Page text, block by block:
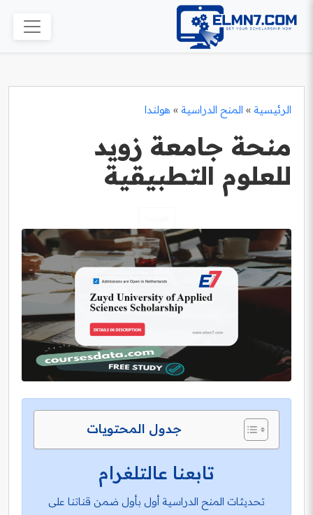
الرئيسية » المنح الدراسية » هولندا
منحة جامعة زويد
للعلوم التطبيقية
جدول المحتويات
تابعنا عالتلغرام
تحديثات المنح الدراسية أول بأول ضمن قناتنا على